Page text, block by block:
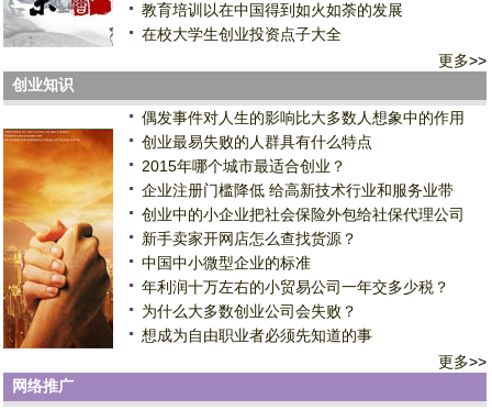
教育培训以在中国得到如火如荼的发展
在校大学生创业投资点子大全
更多>>
创业知识
偶发事件对人生的影响比大多数人想象中的作用
创业最易失败的人群具有什么特点
2015年哪个城市最适合创业？
企业注册门槛降低 给高新技术行业和服务业带
创业中的小企业把社会保险外包给社保代理公司
新手卖家开网店怎么查找货源？
中国中小微型企业的标准
年利润十万左右的小贸易公司一年交多少税？
为什么大多数创业公司会失败？
想成为自由职业者必须先知道的事
更多>>
网络推广